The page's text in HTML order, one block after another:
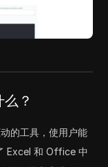
？
的工具，使用户能
Excel 和 Office 中